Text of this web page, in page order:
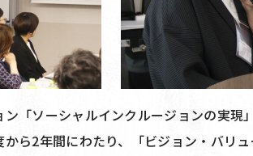
「ソーシャルインクルージョンの実現
ら2年間にわたり、「ビジョン・バリ